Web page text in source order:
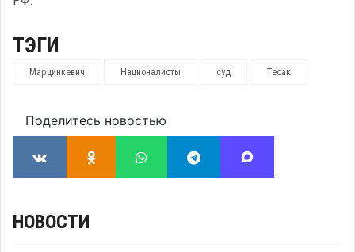
ТЭГИ
Марцинкевич Националисты суд Тесак
Поделитесь новостью
НОВОСТИ